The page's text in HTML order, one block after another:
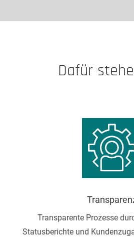
Dafür
Transparente Prozesse
Statusberichte und